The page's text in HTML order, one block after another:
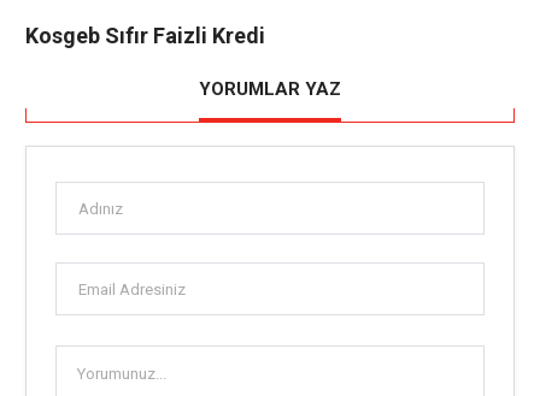
Kosgeb Sıfır Faizli Kredi
YORUMLAR YAZ